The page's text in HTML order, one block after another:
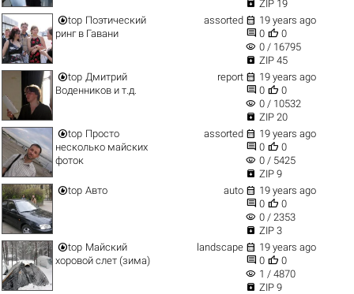
 ZIP 19
top Поэтический
ринг в Гавани
assorted  19 years ago
 0  0
visibility 0 / 16795
 ZIP 45
top Дмитрий
Воденников и т.д.
report  19 years ago
 0  0
visibility 0 / 10532
 ZIP 20
top Просто
несколько майских
фоток
assorted  19 years ago
 0  0
visibility 0 / 5425
 ZIP 9
top Авто auto  19 years ago
 0  0
visibility 0 / 2353
 ZIP 3
top Майский
хоровой слет (зима)
landscape  19 years ago
 0  0
visibility 1 / 4870
 ZIP 9